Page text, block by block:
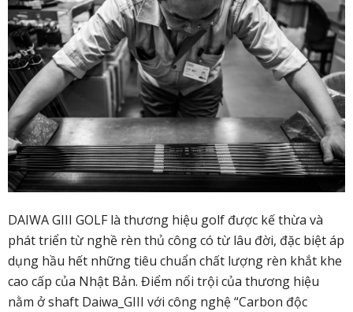
DAIWA GIII GOLF là thương hiệu golf được kế thừa và
phát triển từ nghề rèn thủ công có từ lâu đời, đặc biệt áp
dụng hầu hết những tiêu chuẩn chất lượng rèn khắt khe
cao cấp của Nhật Bản. Điểm nổi trội của thương hiệu
nằm ở shaft Daiwa_GIII với công nghệ “Carbon độc